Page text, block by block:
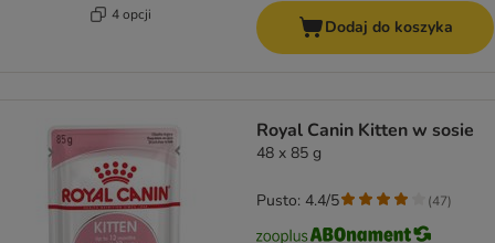
4 opcji
Dodaj do koszyka
Royal Canin Kitten w sosie
48 x 85 g
Pusto: 4.4/5 (47)